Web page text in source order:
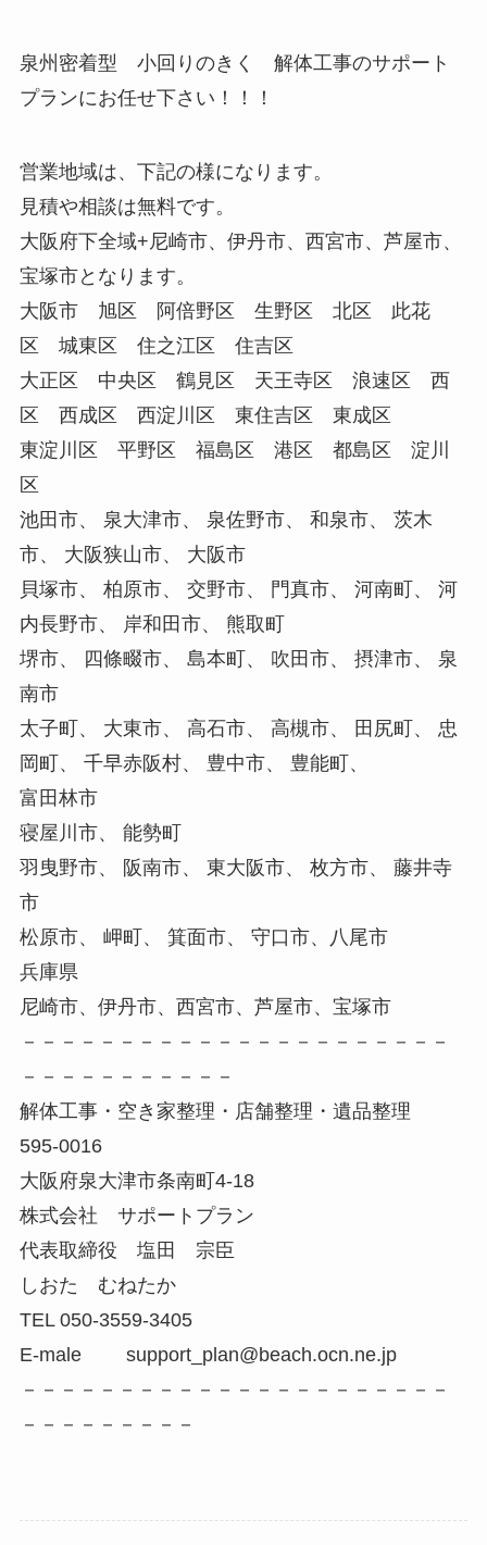
泉州密着型 小回りのきく 解体工事のサポート
プランにお任せ下さい！！！
営業地域は、下記の様になります。
見積や相談は無料です。
大阪府下全域+尼崎市、伊丹市、西宮市、芦屋市、
宝塚市となります。
大阪市 旭区 阿倍野区 生野区 北区 此花
区 城東区 住之江区 住吉区
大正区 中央区 鶴見区 天王寺区 浪速区 西
区 西成区 西淀川区 東住吉区 東成区
東淀川区 平野区 福島区 港区 都島区 淀川
区
池田市、 泉大津市、 泉佐野市、 和泉市、 茨木
市、 大阪狭山市、 大阪市
貝塚市、 柏原市、 交野市、 門真市、 河南町、 河
内長野市、 岸和田市、 熊取町
堺市、 四條畷市、 島本町、 吹田市、 摂津市、 泉
南市
太子町、 大東市、 高石市、 高槻市、 田尻町、 忠
岡町、 千早赤阪村、 豊中市、 豊能町、
富田林市
寝屋川市、 能勢町
羽曳野市、 阪南市、 東大阪市、 枚方市、 藤井寺
市
松原市、 岬町、 箕面市、 守口市、八尾市
兵庫県
尼崎市、伊丹市、西宮市、芦屋市、宝塚市
－－－－－－－－－－－－－－－－－－－－－－
－－－－－－－－－－－
解体工事・空き家整理・店舗整理・遺品整理
595-0016
大阪府泉大津市条南町4-18
株式会社 サポートプラン
代表取締役 塩田 宗臣
しおた むねたか
TEL 050-3559-3405
E-male support_plan@beach.ocn.ne.jp
－－－－－－－－－－－－－－－－－－－－－－
－－－－－－－－－